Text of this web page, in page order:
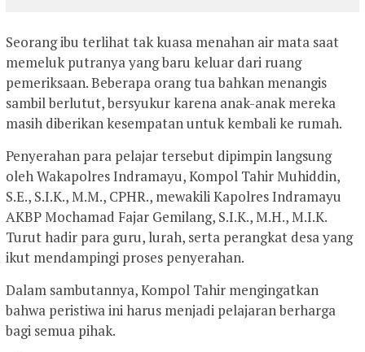
Seorang ibu terlihat tak kuasa menahan air mata saat
memeluk putranya yang baru keluar dari ruang
pemeriksaan. Beberapa orang tua bahkan menangis
sambil berlutut, bersyukur karena anak-anak mereka
masih diberikan kesempatan untuk kembali ke rumah.
Penyerahan para pelajar tersebut dipimpin langsung
oleh Wakapolres Indramayu, Kompol Tahir Muhiddin,
S.E., S.I.K., M.M., CPHR., mewakili Kapolres Indramayu
AKBP Mochamad Fajar Gemilang, S.I.K., M.H., M.I.K.
Turut hadir para guru, lurah, serta perangkat desa yang
ikut mendampingi proses penyerahan.
Dalam sambutannya, Kompol Tahir mengingatkan
bahwa peristiwa ini harus menjadi pelajaran berharga
bagi semua pihak.